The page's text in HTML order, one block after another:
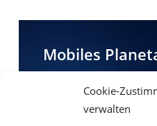
Cookie-
verwalten
Planetarium
Mobiles